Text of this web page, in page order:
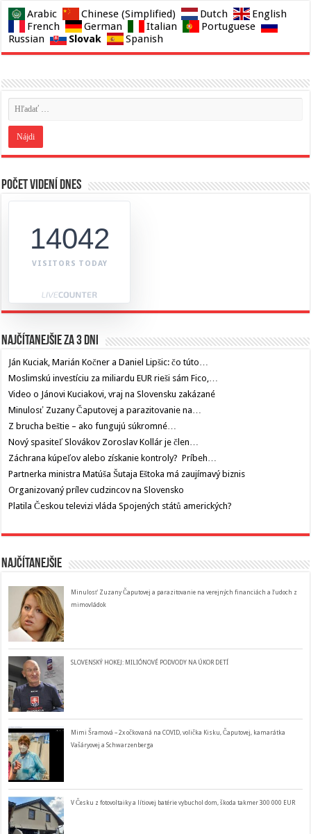
Arabic Chinese (Simplified) Dutch
English
French
German Italian
Portuguese
Russian
Slovak Spanish
Počet videní dnes
14042
VISITORS TODAY
Najčítanejšie za 3 dni
Ján Kuciak, Marián Kočner a Daniel Lipšic: čo túto…
Moslimskú investíciu za miliardu EUR rieši sám Fico,…
Video o Jánovi Kuciakovi, vraj na Slovensku zakázané
Minulosť Zuzany Čaputovej a parazitovanie na…
Z brucha beštie – ako fungujú súkromné…
Nový spasiteľ Slovákov Zoroslav Kollár je člen…
Záchrana kúpeľov alebo získanie kontroly? Príbeh…
Partnerka ministra Matúša Šutaja Eštoka má zaujímavý biznis
Organizovaný prílev cudzincov na Slovensko
Platila Českou televizi vláda Spojených států amerických?
Najčítanejšie
Minulosť Zuzany Čaputovej a parazitovanie na verejných financiách a ľudoch z
mimovládok
SLOVENSKÝ HOKEJ: MILIÓNOVÉ PODVODY NA ÚKOR DETÍ
Mimi Šramová – 2x očkovaná na COVID, volička Kisku, Čaputovej, kamarátka
Vašáryovej a Schwarzenberga
V Česku z fotovoltaiky a lítiovej batérie vybuchol dom, škoda takmer 300 000 EUR